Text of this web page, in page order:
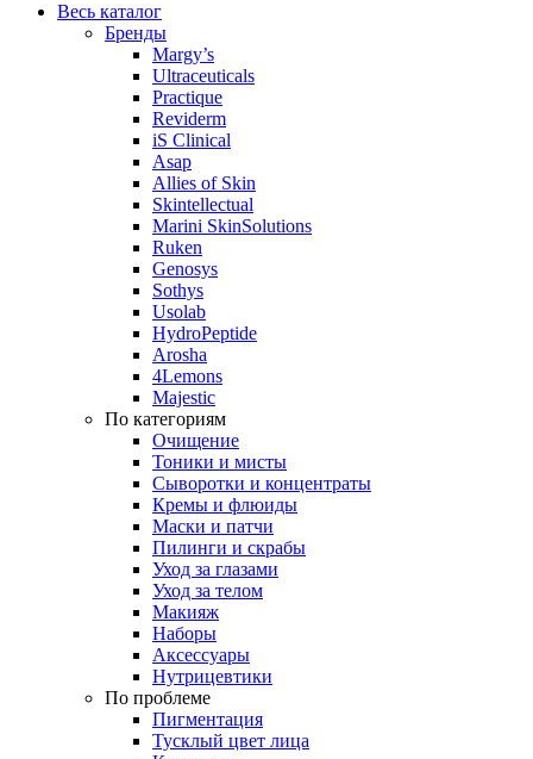
Весь каталог
Бренды
Margy’s
Ultraceuticals
Practique
Reviderm
iS Clinical
Asap
Allies of Skin
Skintellectual
Marini SkinSolutions
Ruken
Genosys
Sothys
Usolab
HydroPeptide
Arosha
4Lemons
Majestic
По категориям
Очищение
Тоники и мисты
Сыворотки и концентраты
Кремы и флюиды
Маски и патчи
Пилинги и скрабы
Уход за глазами
Уход за телом
Макияж
Наборы
Аксессуары
Нутрицевтики
По проблеме
Пигментация
Тусклый цвет лица